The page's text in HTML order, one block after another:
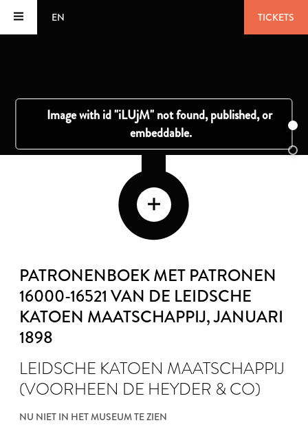
EN TICKETS
PATRONENBOEK MET PATRONEN
16000-16521 VAN DE LEIDSCHE
KATOEN MAATSCHAPPIJ, JANUARI
1898
LEIDSCHE KATOEN MAATSCHAPPIJ
(VOORHEEN DE HEYDER & CO)
NU NIET IN HET MUSEUM TE ZIEN